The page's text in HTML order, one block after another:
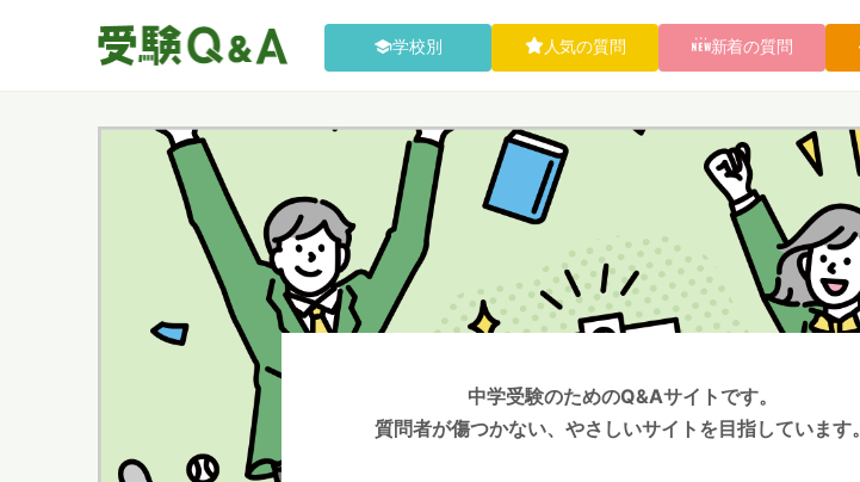
学校別 人気の質問 新着の質問
中学受験のためのQ&Aサイトです。
質問者が傷つかない、やさしいサイトを目指しています。